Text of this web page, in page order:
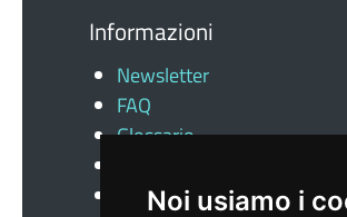
Noi usiamo i
Informazioni
Newsletter
FAQ
Glossario
News